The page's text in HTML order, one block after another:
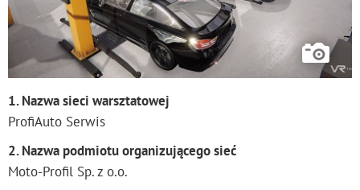
1. Nazwa sieci warsztatowej
ProfiAuto Serwis
2. Nazwa podmiotu organizującego sieć
Moto-Profil Sp. z o.o.